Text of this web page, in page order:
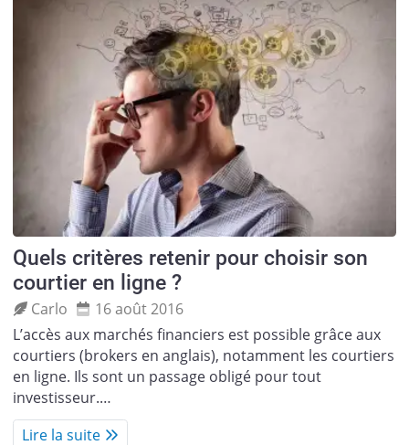
Quels critères retenir pour choisir son
courtier en ligne ?
Carlo
16 août 2016
L’accès aux marchés financiers est possible grâce aux
courtiers (brokers en anglais), notamment les courtiers
en ligne. Ils sont un passage obligé pour tout
investisseur.…
Lire la suite